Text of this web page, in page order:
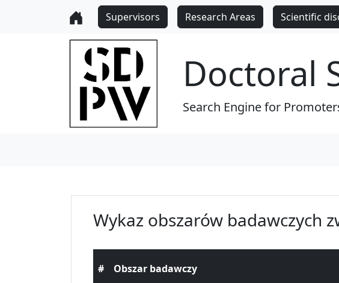
Supervisors Research Areas Scientific
Doctoral
Search Engine for
Wykaz obszarów badawczych
# Obszar badawczy